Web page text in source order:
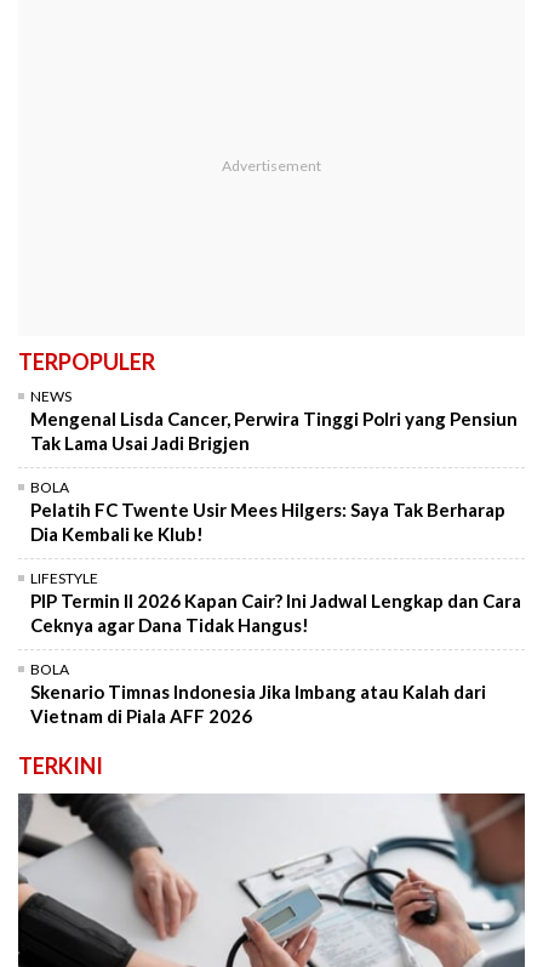
TERPOPULER
NEWS
Mengenal Lisda Cancer, Perwira Tinggi Polri yang Pensiun
Tak Lama Usai Jadi Brigjen
BOLA
Pelatih FC Twente Usir Mees Hilgers: Saya Tak Berharap
Dia Kembali ke Klub!
LIFESTYLE
PIP Termin II 2026 Kapan Cair? Ini Jadwal Lengkap dan Cara
Ceknya agar Dana Tidak Hangus!
BOLA
Skenario Timnas Indonesia Jika Imbang atau Kalah dari
Vietnam di Piala AFF 2026
TERKINI